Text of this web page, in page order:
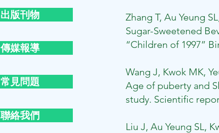
出版刊物
傳媒報導
常見問題
聯絡我們
Zhang T, Au Yeung
Sugar-Sweetened
“Children of 1997”
Wang J, Kwok MK,
Age of puberty and
study. Scientific
Liu J, Au Yeung SL,